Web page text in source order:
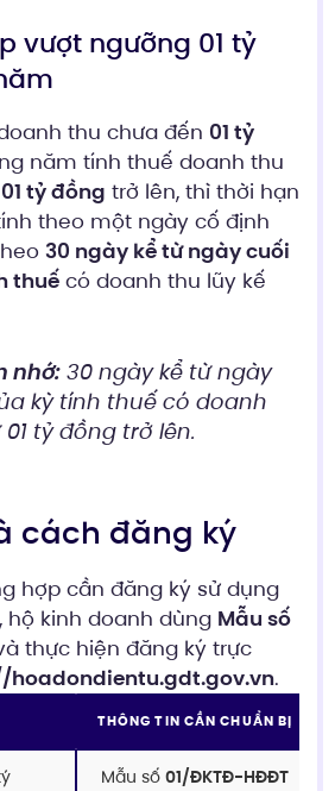
vượt ngưỡng 01 tỷ
thu chưa đến 01 tỷ
năm tính thuế doanh thu
01 tỷ đồng trở lên, thì thời hạn
theo một ngày cố định
30 ngày kể từ ngày cuối
thuế có doanh thu lũy kế
nhớ:30 ngày kể từ ngày
kỳ tính thuế có doanh
tỷ đồng trở lên.
cách đăng ký
hợp cần đăng ký sử dụng
hộ kinh doanh dùng Mẫu số
thực hiện đăng ký trực
hoadondientu.gdt.gov.vn.
THÔNG TIN CẦN CHUẨN BỊ
Mẫu số 01/ĐKTĐ-HĐĐT